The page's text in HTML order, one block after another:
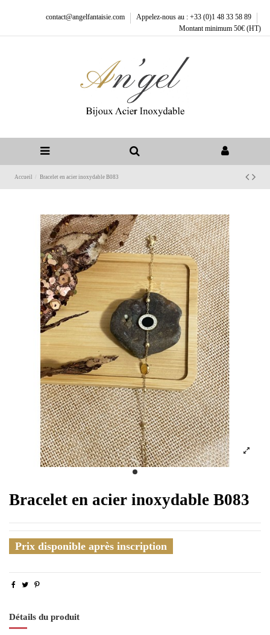
contact@angelfantaisie.com
Appelez-nous au : +33 (0)1 48 33 58 89
Montant minimum 50€ (HT)
Accueil Bracelet en acier inoxydable B083
Bracelet en acier inoxydable B083
Prix disponible après inscription
Détails du produit